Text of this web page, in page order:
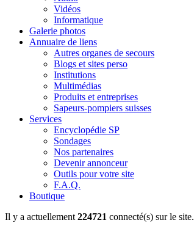
Vidéos
Informatique
Galerie photos
Annuaire de liens
Autres organes de secours
Blogs et sites perso
Institutions
Multimédias
Produits et entreprises
Sapeurs-pompiers suisses
Services
Encyclopédie SP
Sondages
Nos partenaires
Devenir annonceur
Outils pour votre site
F.A.Q.
Boutique
Il y a actuellement 224721 connecté(s) sur le site.